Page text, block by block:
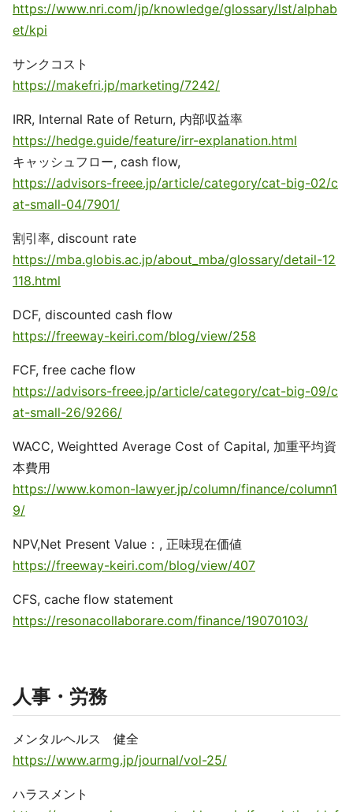
https://www.nri.com/jp/knowledge/glossary/lst/alphab
et/kpi
サンクコスト
https://makefri.jp/marketing/7242/
IRR, Internal Rate of Return, 内部収益率
https://hedge.guide/feature/irr-explanation.html
キャッシュフロー, cash flow,
https://advisors-freee.jp/article/category/cat-big-02/c
at-small-04/7901/
割引率, discount rate
https://mba.globis.ac.jp/about_mba/glossary/detail-12
118.html
DCF, discounted cash flow
https://freeway-keiri.com/blog/view/258
FCF, free cache flow
https://advisors-freee.jp/article/category/cat-big-09/c
at-small-26/9266/
WACC, Weightted Average Cost of Capital, 加重平均資
本費用
https://www.komon-lawyer.jp/column/finance/column1
9/
NPV,Net Present Value：, 正味現在価値
https://freeway-keiri.com/blog/view/407
CFS, cache flow statement
https://resonacollaborare.com/finance/19070103/
人事・労務
メンタルヘルス 健全
https://www.armg.jp/journal/vol-25/
ハラスメント